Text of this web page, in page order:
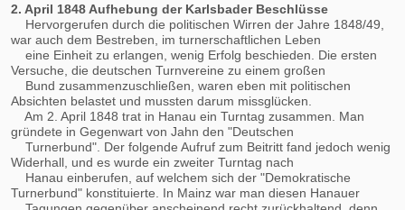
2. April 1848 Aufhebung der Karlsbader Beschlüsse
Hervorgerufen durch die politischen Wirren der Jahre 1848/49,
war auch dem Bestreben, im turnerschaftlichen Leben
eine Einheit zu erlangen, wenig Erfolg beschieden. Die ersten
Versuche, die deutschen Turnvereine zu einem großen
Bund zusammenzuschließen, waren eben mit politischen
Absichten belastet und mussten darum missglücken.
Am 2. April 1848 trat in Hanau ein Turntag zusammen. Man
gründete in Gegenwart von Jahn den "Deutschen
Turnerbund". Der folgende Aufruf zum Beitritt fand jedoch wenig
Widerhall, und es wurde ein zweiter Turntag nach
Hanau einberufen, auf welchem sich der "Demokratische
Turnerbund" konstituierte. In Mainz war man diesen Hanauer